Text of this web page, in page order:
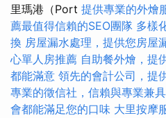
里瑪港（Port 提供專業的外燴
薦最值得信賴的SEO團隊 多樣
換 房屋漏水處理，提供您房屋
心單人房推薦 自助餐外燴，提
都能滿意 領先的會計公司，提
專業的徵信社，信賴與專業兼具
會都能滿足您的口味 大里按摩